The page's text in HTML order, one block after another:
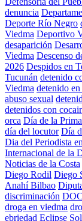
denuncia
Deporte Río Negro
Viedma Deportivo
desaparición
Viedma Descenso
2026 Despidos en
Tucunán detenido
Viedma detenido
abuso sexual
detenidos con
orca Día de la
día del locutor Día
Dia del Periodista
Internacional de la
Noticias de la Costa
Diego Rodil Diego
Anahí Bilbao
discriminación
droga en viedma
ebriedad Eclipse